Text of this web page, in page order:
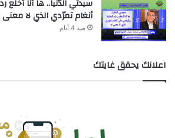
سيدتي الدّنيا.. ها أنا
أنغام تمرّدي الذي لا معنى
منذ 4 أيام
اعلانك يحقق غايتك